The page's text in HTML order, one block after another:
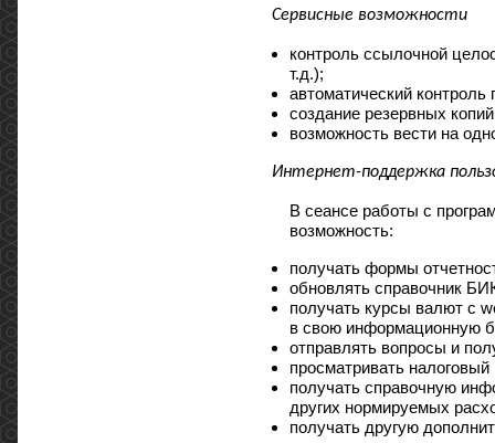
Сервисные возможности
контроль ссылочной
т.д.);
автоматический
создание резервных
возможность вести на
Интернет-поддержка
В сеансе работы с
возможность:
получать формы
обновлять справочник
получать курсы валют с
в свою информационную
отправлять вопросы и
просматривать налоговый
получать справочную
других нормируемых
получать другую